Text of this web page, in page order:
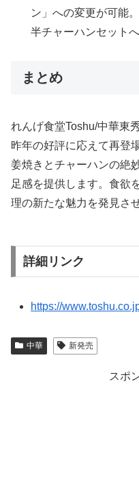
ン」への変更が可能
半チャーハンセット
まとめ
れんげ食堂Toshu/中華東
昨年の好評に応えて再登
姜焼きとチャーハンの絶
足感を提供します。食欲
理の新たな魅力を発見さ
詳細リンク
https://
中華 新発売
スポ